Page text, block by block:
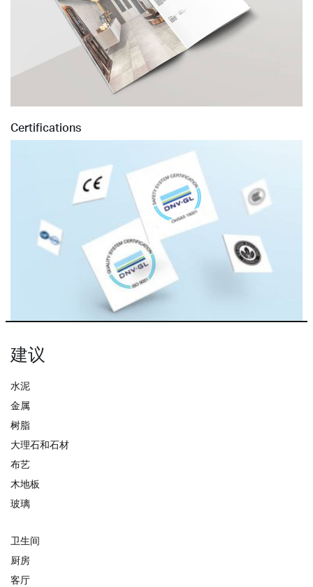
Certifications
建议
水泥
金属
树脂
大理石和石材
布艺
木地板
玻璃
卫生间
厨房
客厅